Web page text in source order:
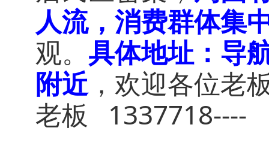
人流，消费群体集
观。 具体地址：导
附近，欢迎各位老
老板 1337718----